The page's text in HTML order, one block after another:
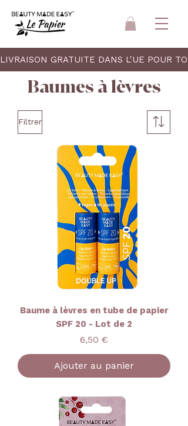
LIVRAISON GRATUITE DANS L'UE POUR
Baumes à lèvres
Filtrer
Baume à lèvres en tube de papier
SPF 20 - Lot de 2
Prix
6,50 €
Ajouter au panier